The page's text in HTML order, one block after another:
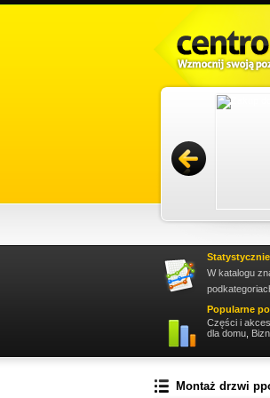
Sopot. Firma zapewnia bieżący nadzór nad
W katalogu
Popularne
Części i
dla domu
Montaż drzwi